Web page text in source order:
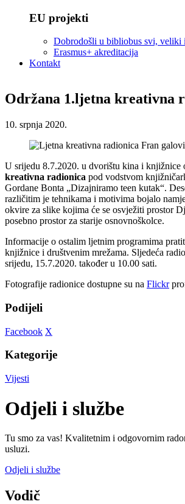
EU projekti
Dobrodošli u bibliobus svi, veliki
Erasmus+ akreditacija
Kontakt
Održana 1.ljetna kreativna
10. srpnja 2020.
U srijedu 8.7.2020. u dvorištu kina i knjižnice
kreativna radionica pod vodstvom
Gordane Bonta „Dizajniramo teen kutak“.
različitim je tehnikama i motivima bojalo
okvire za slike kojima će se osvježiti prostor
posebno prostor za starije osnovnoškolce.
Informacije o ostalim ljetnim programima
knjižnice i društvenim mrežama. Sljedeća
srijedu, 15.7.2020. također u 10.00 sati.
Fotografije radionice dostupne su na Flickr
Podijeli
Facebook X
Kategorije
Vijesti
Odjeli i službe
Tu smo za vas! Kvalitetnim i odgovornim
usluzi.
Odjeli i službe
Vodič